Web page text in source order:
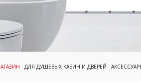
: ДЛЯ ДУШЕВЫХ КАБИН И ДВЕРЕЙ :